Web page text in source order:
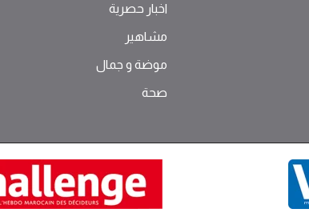
اخبار حصرية
مشاهير
موضة ‫و‬ ‫‬‫جمال‬
صحة